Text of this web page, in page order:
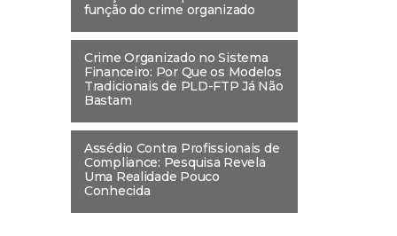
função do crime organizado
Crime Organizado no Sistema
Financeiro: Por Que os Modelos
Tradicionais de PLD-FTP Já Não
Bastam
Assédio Contra Profissionais de
Compliance: Pesquisa Revela
Uma Realidade Pouco
Conhecida